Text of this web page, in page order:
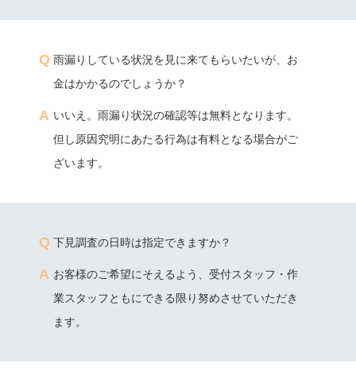
雨漏りしている状況を見に来てもらいたいが、お
金はかかるのでしょうか？
いいえ。雨漏り状況の確認等は無料となります。
但し原因究明にあたる行為は有料となる場合がご
ざいます。
下見調査の日時は指定できますか？
お客様のご希望にそえるよう、受付スタッフ・作
業スタッフともにできる限り努めさせていただき
ます。